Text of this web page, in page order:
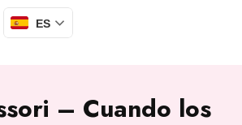
ES
– Cuando los